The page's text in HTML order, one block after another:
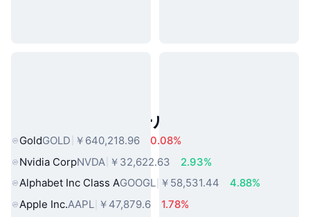
人気のリアルワールドアセット
GoldGOLD ￥640,218.96
0.08%
Nvidia CorpNVDA ￥32,622.63
2.93%
Alphabet Inc Class AGOOGL ￥58,531.44
4.88%
Apple Inc.AAPL ￥47,879.6
1.78%